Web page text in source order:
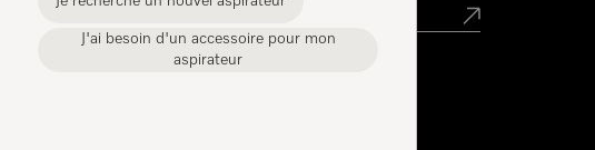
J'ai besoin d'un accessoire pour mon
aspirateur